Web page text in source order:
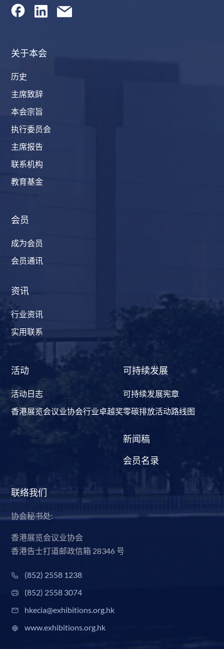
关于本会
历史
主席致辞
本会宗旨
执行委员会
主席报告
联系机构
教育基金
会员
成为会员
会员通讯
资讯
行业资讯
实用联系
活动
活动日志
香港展览会议业协会行业卓越奖
可持续发展
可持续发展宪章
零碳排放活动路线图
新闻稿
会员名录
联络我们
协会秘书处:
香港展览会议业协会
香港告士打道邮政信箱 28346 号
(852) 2558 1238
(852) 2558 3074
hkecia@exhibitions.org.hk
www.exhibitions.org.hk